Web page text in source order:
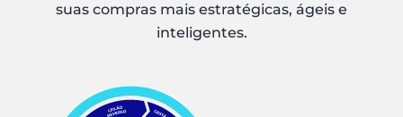
suas compras mais estratégicas, ágeis e
inteligentes.